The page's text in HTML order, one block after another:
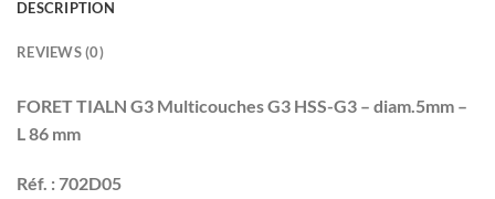
DESCRIPTION
REVIEWS (0)
FORET TIALN G3 Multicouches G3 HSS-G3 – diam.5mm –
L 86 mm
Réf. : 702D05